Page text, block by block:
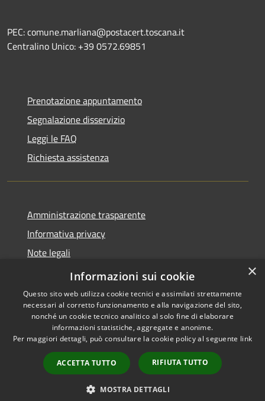
PEC: comune.marliana@postacert.toscana.it
Centralino Unico: +39 0572.69851
Prenotazione appuntamento
Segnalazione disservizio
Leggi le FAQ
Richiesta assistenza
Amministrazione trasparente
Informativa privacy
Note legali
Dichiarazione di accessibilità
Accessibilità
Copyright © 2026 • Comune di
Marliana • Powered by
Municipium•
Accesso
redazione
×
Informazioni sui cookie
Questo sito web utilizza cookie tecnici e assimilati strettamente
necessari al corretto funzionamento e alla navigazione del sito,
nonché un cookie tecnico analitico al solo fine di elaborare
informazioni statistiche, aggregate e anonime.
Per maggiori dettagli, può consultare la cookie policy al seguente link
ACCETTA TUTTO RIFIUTA TUTTO
MOSTRA DETTAGLI